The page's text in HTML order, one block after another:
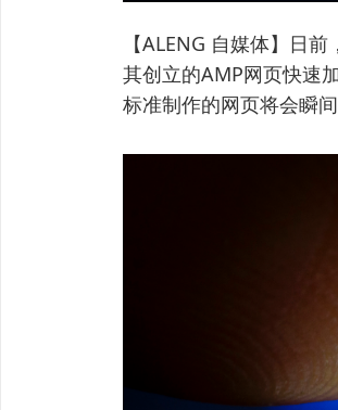
【ALENG 自媒体】日
其创立的AMP网页快速
标准制作的网页将会瞬